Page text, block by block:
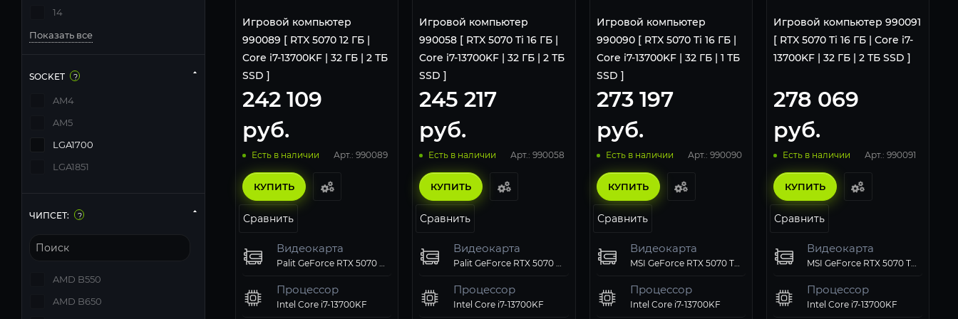
Игровой компьютер
990089 [ RTX 5070 12 ГБ |
Core i7-13700KF | 32 ГБ | 2 ТБ
SSD ]
242 109
руб.
Есть в наличии Арт.: 990089
КУПИТЬ
Сравнить
Видеокарта
Процессор
Intel Core i7-13700KF
Игровой компьютер
990058 [ RTX 5070 Ti 16 ГБ |
Core i7-13700KF | 32 ГБ | 2 ТБ
SSD ]
245 217
руб.
Есть в наличии Арт.: 990058
КУПИТЬ
Сравнить
Видеокарта
Процессор
Intel Core i7-13700KF
Игровой компьютер
990090 [ RTX 5070 Ti 16 ГБ |
Core i7-13700KF | 32 ГБ | 1 ТБ
SSD ]
273 197
руб.
Есть в наличии Арт.: 990090
КУПИТЬ
Сравнить
Видеокарта
Процессор
Intel Core i7-13700KF
Игровой компьютер 990091
[ RTX 5070 Ti 16 ГБ | Core i7-
13700KF | 32 ГБ | 2 ТБ SSD ]
278 069
руб.
Есть в наличии Арт.: 990091
КУПИТЬ
Сравнить
Видеокарта
Процессор
Intel Core i7-13700KF
14
Показать все
SOCKET ?
AM4
AM5
LGA1700
LGA1851
ЧИПСЕТ: ?
AMD B550
AMD B650